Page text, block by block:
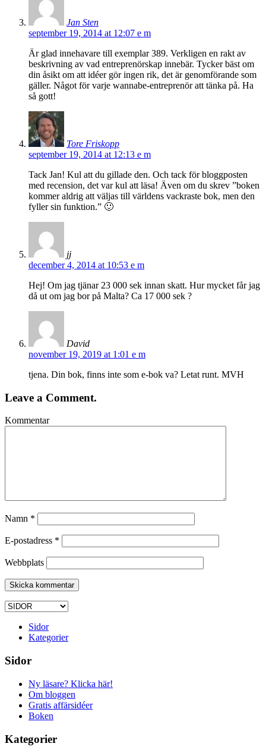
Jan Sten
september 19, 2014 at 12:07 e m
Är glad innehavare till exemplar 389. Verkligen en rakt av
beskrivning av vad entreprenörskap innebär. Tycker bäst om
din åsikt om att idéer gör ingen rik, det är genomförande som
gäller. Något för varje wannabe-entreprenör att tänka på. Ha
så gott!
Tore Friskopp
september 19, 2014 at 12:13 e m
Tack Jan! Kul att du gillade den. Och tack för bloggposten
med recension, det var kul att läsa! Även om du skrev ”boken
kommer aldrig att väljas till världens vackraste bok, men den
fyller sin funktion.” 🙂
jj
december 4, 2014 at 10:53 e m
Hej! Om jag tjänar 23 000 sek innan skatt. Hur mycket får jag
då ut om jag bor på Malta? Ca 17 000 sek ?
David
november 19, 2019 at 1:01 e m
tjena. Din bok, finns inte som e-bok va? Letat runt. MVH
Leave a Comment.
Kommentar
Namn *
E-postadress *
Webbplats
Sidor
Kategorier
Sidor
Ny läsare? Klicka här!
Om bloggen
Gratis affärsidéer
Boken
Kategorier